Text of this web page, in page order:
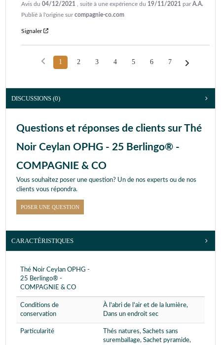
Avis du 04/12/2021 , suite à une expérience du 19/11/2021 parA.A.
Publié à l'origine surcompagnie-co.com
Signaler
1 2 3 4 5 6 7
DISCUSSIONS (0)
Questions et réponses de clients sur Thé
Noir Ceylan OPHG - 25 Berlingo® -
COMPAGNIE & CO
Vous souhaitez poser une question? Un de nos experts ou de nos
clients vous répondra.
POSER UNE QUESTION
CARACTÉRISTIQUES
Thé Noir Ceylan OPHG -
25 Berlingo® -
COMPAGNIE & CO
Conditions de
conservation
À l'abri de l'air et de la lumière,
Dans un endroit sec
Particularité
Thés natures, Sachets sans
suremballage, Sachet pyramide,